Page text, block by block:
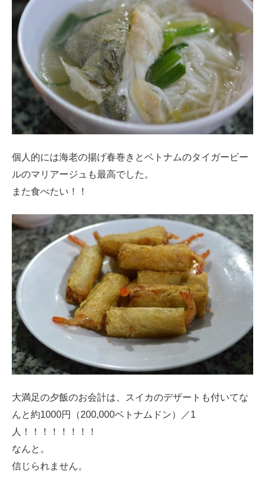
個人的には海老の揚げ春巻きとベトナムのタイガービー
ルのマリアージュも最高でした。
また食べたい！！
大満足の夕飯のお会計は、スイカのデザートも付いてな
んと約1000円（200,000ベトナムドン）／1
人！！！！！！！！
なんと。
信じられません。